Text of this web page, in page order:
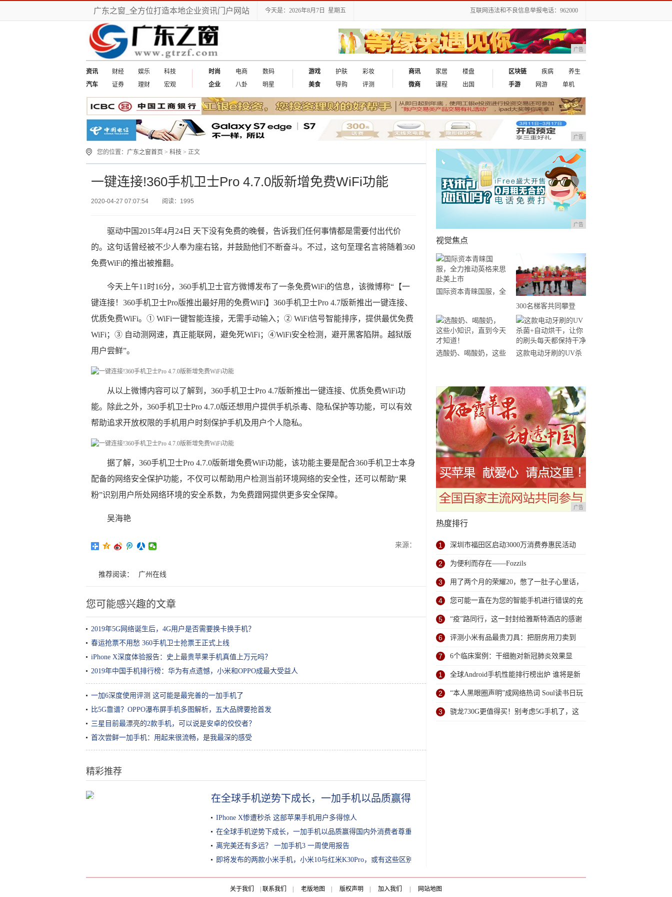
广东之窗_全方位打造本地企业资讯门户网站 今天是：2026年8月7日 星期五 互联网违法和不良信息举报电话：962000
广告
资讯 财经 娱乐
科技
汽车
证券 理财 宏观
时尚 电商
数码
企业
八卦 明星
游戏 护肤
彩妆
美食
导购 评测
商讯 家居
楼盘
微商
课程 出国
区块链 疾病
养生
手游
网游 单机
广告
您的位置： 广东之窗首页 > 科技 > 正文
一键连接!360手机卫士Pro 4.7.0版新增免费WiFi功能
2020-04-27 07:07:54 阅读：1995
驱动中国2015年4月24日 天下没有免费的晚餐，告诉我们任何事情都是需要付出代价
的。这句话曾经被不少人奉为座右铭，并鼓励他们不断奋斗。不过，这句至理名言将随着360
免费WiFi的推出被推翻。
今天上午11时16分，360手机卫士官方微博发布了一条免费WiFi的信息，该微博称“【一
键连接！360手机卫士Pro版推出最好用的免费WiFi】360手机卫士Pro 4.7版新推出一键连接、
优质免费WiFi。① WiFi一键智能连接，无需手动输入；② WiFi信号智能排序，提供最优免费
WiFi；③ 自动测网速，真正能联网，避免死WiFi；④WiFi安全检测，避开黑客陷阱。越狱版
用户尝鲜”。
从以上微博内容可以了解到，360手机卫士Pro 4.7版新推出一键连接、优质免费WiFi功
能。除此之外，360手机卫士Pro 4.7.0版还想用户提供手机杀毒、隐私保护等功能，可以有效
帮助追求开放权限的手机用户时刻保护手机及用户个人隐私。
据了解，360手机卫士Pro 4.7.0版新增免费WiFi功能，该功能主要是配合360手机卫士本身
配备的网络安全保护功能，不仅可以帮助用户检测当前环境网络的安全性，还可以帮助“果
粉”识别用户所处网络环境的安全系数，为免费蹭网提供更多安全保障。
吴海艳
来源：
推荐阅读： 广州在线
您可能感兴趣的文章
2019年5G网络诞生后，4G用户是否需要换卡换手机？
春运抢票不用愁 360手机卫士抢票王正式上线
iPhone X深度体验报告：史上最贵苹果手机真值上万元吗？
2019年中国手机排行榜：华为有点遗憾，小米和OPPO成最大受益人
一加6深度使用评测 这可能是最完善的一加手机了
比5G靠谱？OPPO瀑布屏手机多图解析，五大品牌要抢首发
三星目前最漂亮的2款手机，可以说是安卓的佼佼者？
首次尝鲜一加手机：用起来很流畅，是我最深的感受
精彩推荐
范冰冰与陌生男子出街，穿丝绒大
在全球手机逆势下成长，一加手机以品质赢得国内外消费者尊重
IPhone X惨遭秒杀 这部苹果手机用户多得惊人
在全球手机逆势下成长，一加手机以品质赢得国内外消费者尊重
离完美还有多远？ 一加手机3 一周使用报告
即将发布的两款小米手机，小米10与红米K30Pro，或有这些区别
广告
视觉焦点
国际资本青睐国服，全
市
300名梯客共同攀登
2019国际垂直马拉松超
级精英赛顺德海骏达中
心站欢乐开跑
选酸奶、喝酸奶，这些
这款电动牙刷的UV杀
广告
热度排行
1 深圳市福田区启动3000万消费券惠民活动
2 为便利而存在——Fozzils
3 用了两个月的荣耀20，憋了一肚子心里话，
今天终于一吐为快
4 您可能一直在为您的智能手机进行错误的充
电方式
5 “疫”路同行，这一封封给雅斯特酒店的感谢
信让人热泪盈眶！
6 评测小米有品最贵刀具：把厨房用刀卖到
999元的秘密
7 6个临床案例：干细胞对新冠肺炎效果显
著，或可在全球扩大研究
1 全球Android手机性能排行榜出炉 谁将是新
晋性能王？
2 “本人黑眼圈声明”成网络热词 Soul读书日玩
转Z世代年轻态营销
3 骁龙730G更值得买！别考虑5G手机了，这
关于我们 联系我们 老版地图 版权声明 加入我们 网站地图